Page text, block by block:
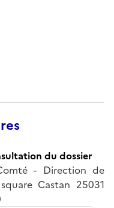
du dossier
- Direction de
Castan 25031